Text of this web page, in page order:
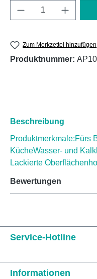
Produkt Anzahl:
Zum Merkzettel hinzufügen
Produktnummer:
Beschreibung
Produktmerkmale:Fürs
KücheWasser- und
Lackierte
Bewertungen
Service-Hotline
Informationen